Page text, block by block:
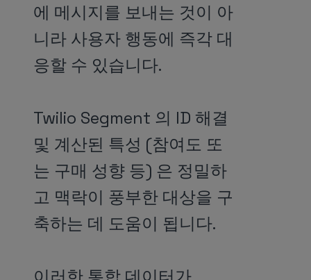
에 메시지를 보내는 것이 아
니라 사용자 행동에 즉각 대
응할 수 있습니다.
Twilio Segment 의 ID 해결
및 계산된 특성 (참여도 또
는 구매 성향 등) 은 정밀하
고 맥락이 풍부한 대상을 구
축하는 데 도움이 됩니다.